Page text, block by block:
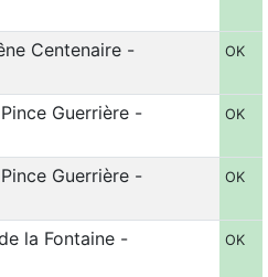
Centenaire -
OK
Guerrière -
OK
Guerrière -
OK
la Fontaine -
OK